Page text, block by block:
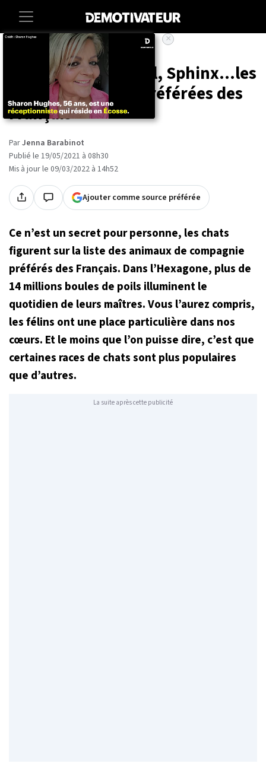
Animaux
Maine Coon, Bengal, Sphinx...les
10 races de chats préférées des
Français
ParJenna Barabinot
Publié le 19/05/2021 à 08h30
Mis à jour le 09/03/2022 à 14h52
Ajouter comme source préférée
Ce n’est un secret pour personne, les chats
figurent sur la liste des animaux de compagnie
préférés des Français. Dans l’Hexagone, plus de
14 millions boules de poils illuminent le
quotidien de leurs maîtres. Vous l’aurez compris,
les félins ont une place particulière dans nos
cœurs. Et le moins que l’on puisse dire, c’est que
certaines races de chats sont plus populaires
que d’autres.
La suite après cette publicité
×